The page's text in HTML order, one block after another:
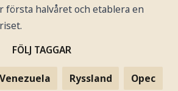
första halvåret och etablera en
FÖLJ TAGGAR
Venezuela Ryssland Opec